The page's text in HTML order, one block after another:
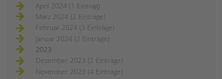
April 2024 (1 Eintrag)
März 2024 (2 Einträge)
Februar 2024 (3 Einträge)
Januar 2024 (2 Einträge)
2023
Dezember 2023 (2 Einträge)
November 2023 (4 Einträge)